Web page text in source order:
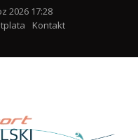
2026 17:28
Kontakt